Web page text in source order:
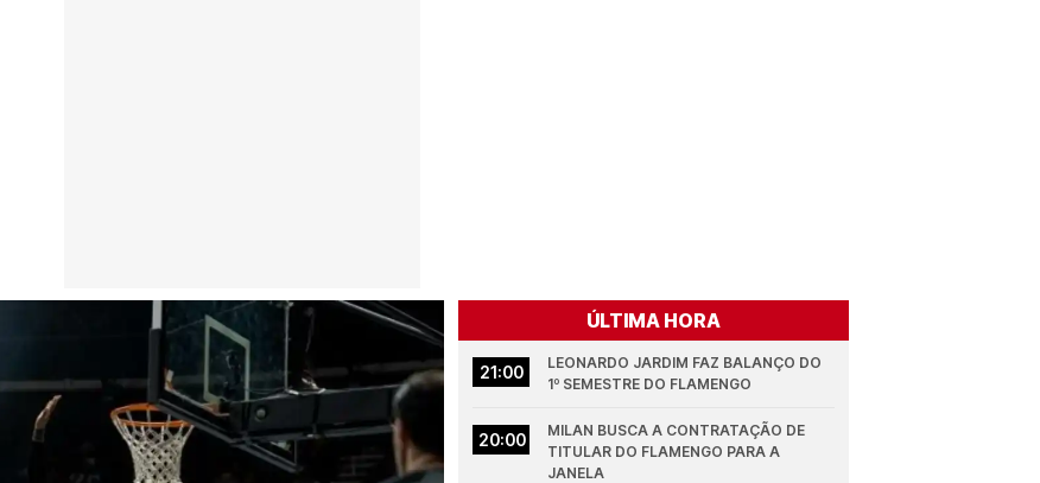
ÚLTIMA HORA
21:00
LEONARDO JARDIM FAZ BALANÇO DO
1º SEMESTRE DO FLAMENGO
20:00
MILAN BUSCA A CONTRATAÇÃO DE
TITULAR DO FLAMENGO PARA A
JANELA